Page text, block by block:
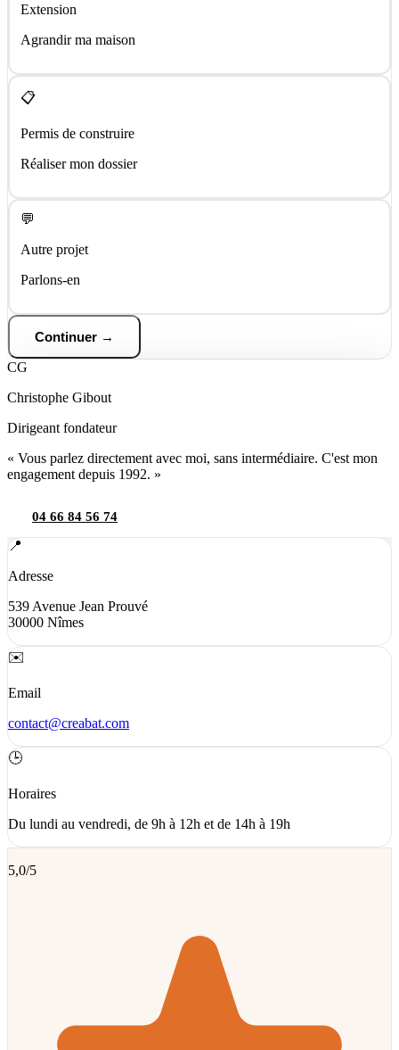
Extension
Agrandir ma maison
📋
Permis de construire
Réaliser mon dossier
💬
Autre projet
Parlons-en
Continuer →
CG
Christophe Gibout
Dirigeant fondateur
« Vous parlez directement avec moi, sans intermédiaire. C'est mon
engagement depuis 1992. »
04 66 84 56 74
📍
Adresse
539 Avenue Jean Prouvé
30000 Nîmes
✉️
Email
contact@creabat.com
🕒
Horaires
Du lundi au vendredi, de 9h à 12h et de 14h à 19h
5,0/5